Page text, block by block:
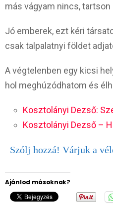
más vágyam nincs, tartson
Jó emberek, ezt kéri
csak talpalatnyi földet
A végtelenben egy kicsi
hol meghúzódhatom és
Kosztolányi Dezső:
Kosztolányi Dezső –
Szólj hozzá! Várjuk a
Ajánlod másoknak?